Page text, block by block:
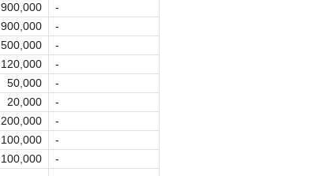
900,000
-
900,000
-
500,000
-
120,000
-
50,000
-
20,000
-
200,000
-
100,000
-
100,000
-